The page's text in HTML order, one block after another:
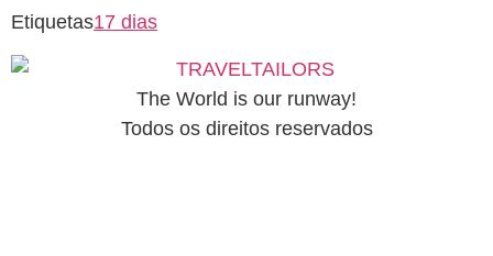
Etiquetas17 dias
The World is our runway!
Todos os direitos reservados